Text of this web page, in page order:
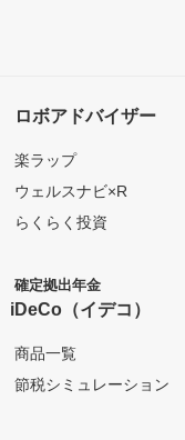
ロボアドバイザー
楽ラップ
ウェルスナビ×R
らくらく投資
確定拠出年金
iDeCo（イデコ）
商品一覧
節税シミュレーション